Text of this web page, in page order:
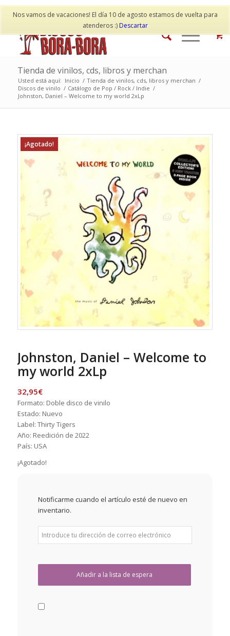
Nos vamos de vacaciones! El día 10 de agosto estamos de vuelta para
atenderos :)Descartar
Mi cuenta Contacto
Tienda de vinilos, cds, libros y merchan
Usted está aquí: Inicio / Tienda de vinilos, cds, libros y merchan /
Discos de vinilo / Catálogo de Pop / Rock / Indie /
Johnston, Daniel – Welcome to my world 2xLp
¡Agotado!
Johnston, Daniel – Welcome to
my world 2xLp
32,95€
Formato: Doble disco de vinilo
Estado: Nuevo
Label: Thirty Tigers
Año: Reedición de 2022
País: USA
¡Agotado!
Notificarme cuando el artículo esté de nuevo en
inventario.